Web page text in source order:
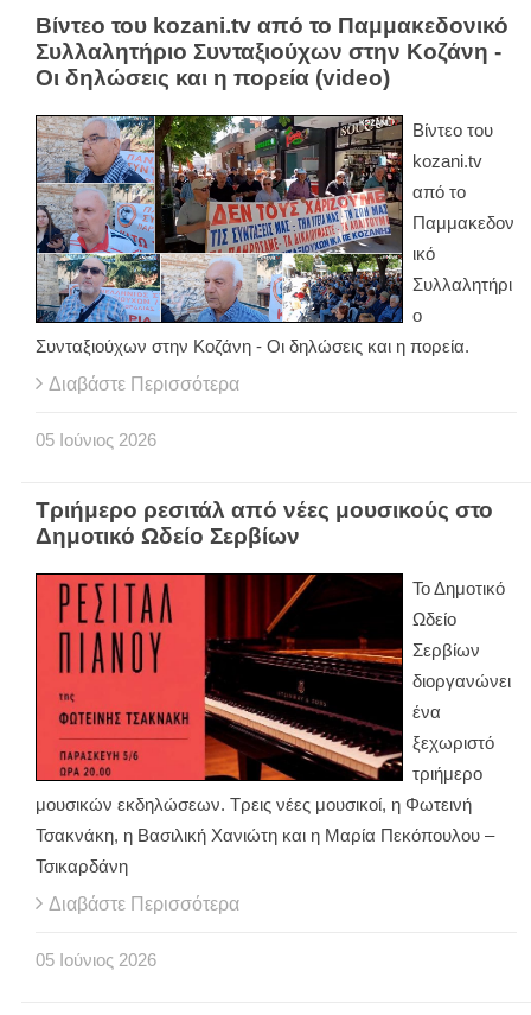
Βίντεο του kozani.tv από το Παμμακεδονικό
Συλλαλητήριο Συνταξιούχων στην Κοζάνη -
Οι δηλώσεις και η πορεία (video)
Βίντεο του
kozani.tv
από το
Παμμακεδον
ικό
Συλλαλητήρι
ο
Συνταξιούχων στην Κοζάνη - Οι δηλώσεις και η πορεία.
Διαβάστε Περισσότερα
05 Ιούνιος 2026
Τριήμερο ρεσιτάλ από νέες μουσικούς στο
Δημοτικό Ωδείο Σερβίων
Το Δημοτικό
Ωδείο
Σερβίων
διοργανώνει
ένα
ξεχωριστό
τριήμερο
μουσικών εκδηλώσεων. Τρεις νέες μουσικοί, η Φωτεινή
Τσακνάκη, η Βασιλική Χανιώτη και η Μαρία Πεκόπουλου –
Τσικαρδάνη
Διαβάστε Περισσότερα
05 Ιούνιος 2026